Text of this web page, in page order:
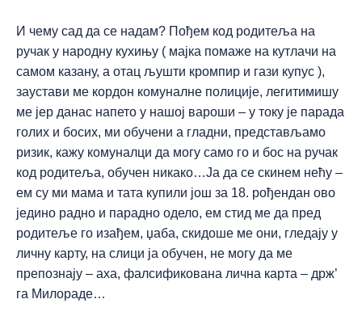
И чему сад да се надам? Пођем код родитеља на
ручак у народну кухињу ( мајка помаже на кутлачи на
самом казану, а отац љушти кромпир и гази купус ),
заустави ме кордон комуналне полиције, легитимишу
ме јер данас напето у нашој вароши – у току је парада
голих и босих, ми обучени а гладни, представљамо
ризик, кажу комуналци да могу само го и бос на ручак
код родитеља, обучен никако…Ја да се скинем нећу –
ем су ми мама и тата купили још за 18. рођендан ово
једино радно и парадно одело, ем стид ме да пред
родитеље го изађем, џаба, скидоше ме они, гледају у
личну карту, на слици ја обучен, не могу да ме
препознају – аха, фалсификована лична карта – држ’
га Милораде…